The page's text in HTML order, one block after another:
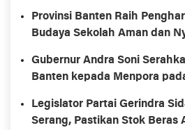
Provinsi Banten Raih
Budaya Sekolah Aman dan
Gubernur Andra Soni
Banten kepada Menpora
Legislator Partai Gerindra
Serang, Pastikan Stok Beras